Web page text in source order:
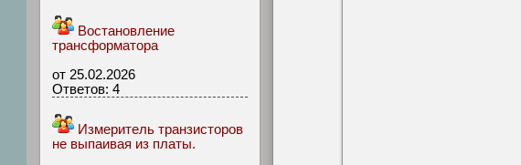
Востановление
трансформатора
от 25.02.2026
Ответов: 4
Измеритель транзисторов
не выпаивая из платы.